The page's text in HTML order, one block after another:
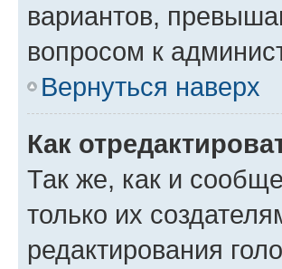
вариантов,
вопросом к
Вернуться наверх
Как
Так же, как и
только их
редактирования